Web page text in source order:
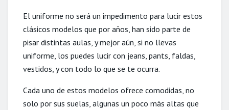
El uniforme no será un impedimento para lucir estos
clásicos modelos que por años, han sido parte de
pisar distintas aulas, y mejor aún, si no llevas
uniforme, los puedes lucir con jeans, pants, faldas,
vestidos, y con todo lo que se te ocurra.
Cada uno de estos modelos ofrece comodidas, no
solo por sus suelas, algunas un poco más altas que